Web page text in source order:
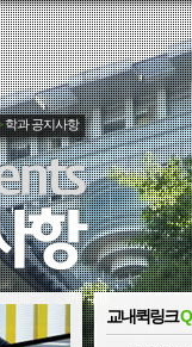
학과 공지사항
교내퀵링크